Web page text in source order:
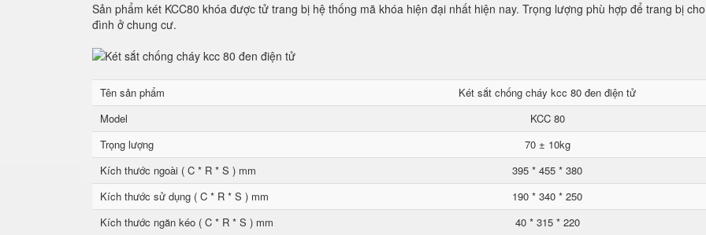
Sản phẩm két KCC80 khóa được tử trang bị hệ thống mã khóa hiện đại nhất hiện nay. Trọng lượng phù hợp để trang bị
đình ở chung cư.
Tên sản phẩm
Két sắt chống cháy kcc 80 đen điện tử
Model
KCC 80
Trọng lượng
70 ± 10kg
Kích thước ngoài ( C * R * S ) mm
395 * 455 * 380
Kích thước sử dụng ( C * R * S ) mm
190 * 340 * 250
Kích thước ngăn kéo ( C * R * S ) mm
40 * 315 * 220